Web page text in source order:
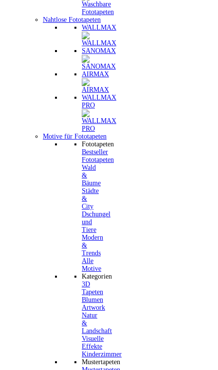
Nahtlose Fototapeten
WALLMAX
SANOMAX
AIRMAX
WALLMAX
PRO
Motive für Fototapeten
Fototapeten
Bestseller
Fototapeten
Wald
&
Bäume
Städte
&
City
Dschungel
und
Tiere
Modern
&
Trends
Alle
Motive
Kategorien
3D
Tapeten
Blumen
Artwork
Natur
&
Landschaft
Visuelle
Effekte
Kinderzimmer
Mustertapeten